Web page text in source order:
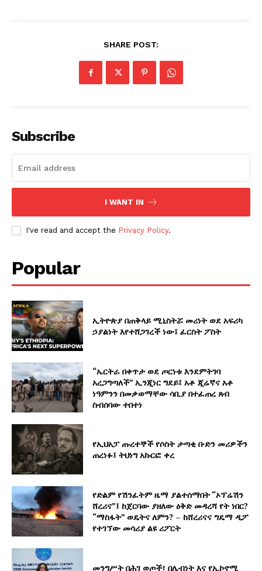
SHARE POST:
Subscribe
I WANT IN
I've read and accept the Privacy Policy.
Popular
ኢትዮጵያ በጠቅላይ ሚኒስትሯ መሪነት ወደ አፍሪካ
ኃያልነት እየተሸጋገረች ነው፤ ፈርስት ፖስት
“ኤርትራ በቀጥታ ወደ ጦርነቱ እንደምትገባ
አረጋግጣለች” ኢንጂነር ግደይ፤ አቶ ጂሬኛና አቶ
ነዓምንን በመቃወማቸው ሳቢያ በተፈጠረ ጸብ
ስብሰባው ተበተነ
የኢህአፓ ጡረተኞች የሶስት ታጣቂ ቡድን መሪዎችን
ጠረነፉ፤ ትህነግ አኩርፎ ቀረ
የድልም የሽንፈትም ዜማ ያልተሰማበት “ኦፕሬሽን
ሸረሪና”፤ ከጀርባው ያዘለው ዕቅድ መዳረሻ የት ነበር?
“ማስፋት” ወዴትና ለምን? – ከሸረሪናና ግዴማ ዲፖ
የተገኘው መሳሪያ ልዩ ሪፖርት
መንግሥት በሕገ ወጦች፣ በሌብነት እና የኢኮኖሚ